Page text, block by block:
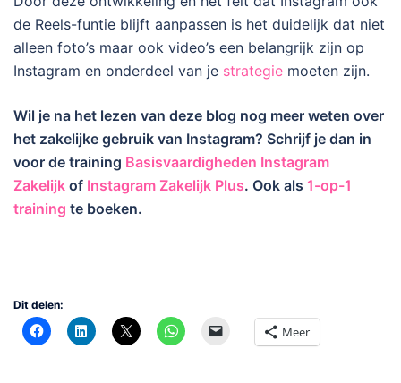
de Reels-funtie blijft aanpassen is het duidelijk dat niet
alleen foto’s maar ook video’s een belangrijk zijn op
Instagram en onderdeel van je strategie moeten zijn.
Wil je na het lezen van deze blog nog meer weten over
het zakelijke gebruik van Instagram? Schrijf je dan in
voor de training Basisvaardigheden Instagram
Zakelijk of Instagram Zakelijk Plus. Ook als 1-op-1
training te boeken.
Dit delen:
Meer